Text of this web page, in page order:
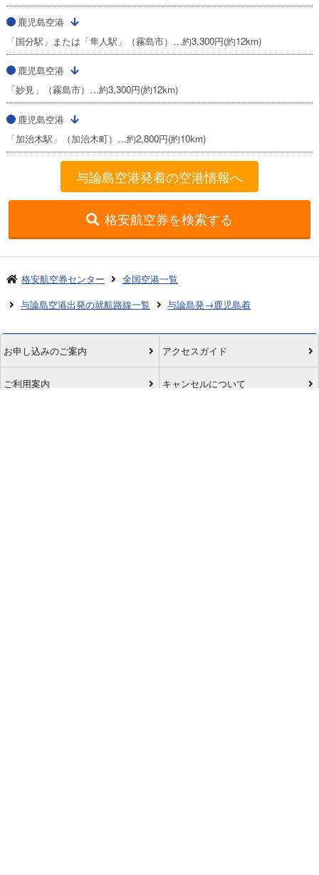
鹿児島空港
「国分駅」または「隼人駅」（霧島市）…約3,300円(約12km)
鹿児島空港
「妙見」（霧島市）…約3,300円(約12km)
鹿児島空港
「加治木駅」（加治木町）…約2,800円(約10km)
与論島空港発着の空港情報へ
格安航空券を検索する
格安航空券センター
全国空港一覧
与論島空港出発の就航路線一覧
与論島発→鹿児島着
お申し込みのご案内 アクセスガイド
ご利用案内 キャンセルについて